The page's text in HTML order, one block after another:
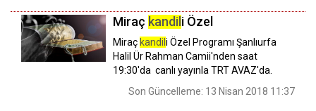
Miraç kandil i Özel
Miraç kandil i Özel Programı Şanlıurfa
Halil Ür Rahman Camii'nden saat
19:30'da canlı yayınla TRT AVAZ'da.
Son Güncelleme: 13 Nisan 2018 11:37